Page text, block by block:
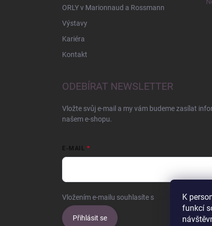
K
funkcí
ORLY v Marionnaud a Rossmann
Výstavy
Kariéra
Kontakt
ODEBÍRAT NEWSLETTER
Vložte svůj e-mail a my vám budeme zasílat
našem e-shopu.
E-MAIL
Vložením e-mailu souhlasíte s podmínkami
Přihlásit se